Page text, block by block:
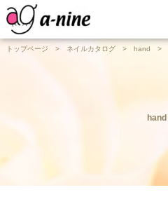
トップページ > ネイルカタログ > hand >
hand